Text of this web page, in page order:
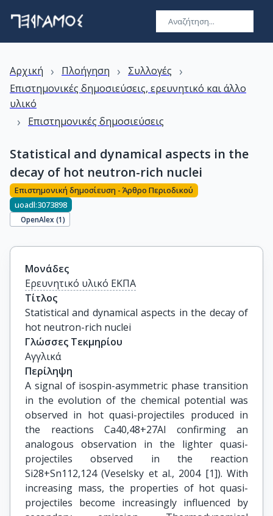
Αρχική › Πλοήγηση › Συλλογές ›
Επιστημονικές δημοσιεύσεις, ερευνητικό και άλλο
υλικό
› Επιστημονικές δημοσιεύσεις
Statistical and dynamical aspects in the
decay of hot neutron-rich nuclei
Επιστημονική δημοσίευση - Άρθρο Περιοδικού
uoadl:3073898
OpenAlex (1)
Μονάδες
Ερευνητικό υλικό ΕΚΠΑ
Τίτλος
Statistical and dynamical aspects in the decay of
hot neutron-rich nuclei
Γλώσσες Τεκμηρίου
Αγγλικά
Περίληψη
A signal of isospin-asymmetric phase transition
in the evolution of the chemical potential was
observed in hot quasi-projectiles produced in
the reactions Ca40,48+27Al confirming an
analogous observation in the lighter quasi-
projectiles observed in the reaction
Si28+Sn112,124 (Veselsky et al., 2004 [1]). With
increasing mass, the properties of hot quasi-
projectiles become increasingly influenced by